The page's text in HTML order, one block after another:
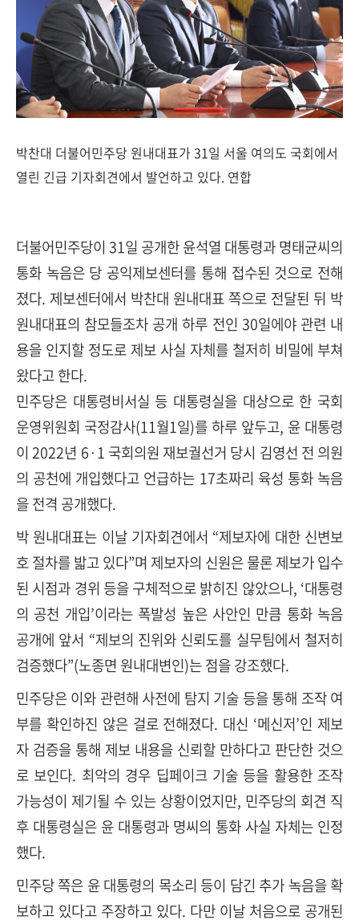
박찬대 더불어민주당 원내대표가 31일 서울 여의도 국회에서
열린 긴급 기자회견에서 발언하고 있다. 연합
더불어민주당이 31일 공개한 윤석열 대통령과 명태균씨의
통화 녹음은 당 공익제보센터를 통해 접수된 것으로 전해
졌다. 제보센터에서 박찬대 원내대표 쪽으로 전달된 뒤 박
원내대표의 참모들조차 공개 하루 전인 30일에야 관련 내
용을 인지할 정도로 제보 사실 자체를 철저히 비밀에 부쳐
왔다고 한다.
민주당은 대통령비서실 등 대통령실을 대상으로 한 국회
운영위원회 국정감사(11월1일)를 하루 앞두고, 윤 대통령
이 2022년 6·1 국회의원 재보궐선거 당시 김영선 전 의원
의 공천에 개입했다고 언급하는 17초짜리 육성 통화 녹음
을 전격 공개했다.
박 원내대표는 이날 기자회견에서 “제보자에 대한 신변보
호 절차를 밟고 있다”며 제보자의 신원은 물론 제보가 입수
된 시점과 경위 등을 구체적으로 밝히진 않았으나, ‘대통령
의 공천 개입’이라는 폭발성 높은 사안인 만큼 통화 녹음
공개에 앞서 “제보의 진위와 신뢰도를 실무팀에서 철저히
검증했다”(노종면 원내대변인)는 점을 강조했다.
민주당은 이와 관련해 사전에 탐지 기술 등을 통해 조작 여
부를 확인하진 않은 걸로 전해졌다. 대신 ‘메신저’인 제보
자 검증을 통해 제보 내용을 신뢰할 만하다고 판단한 것으
로 보인다. 최악의 경우 딥페이크 기술 등을 활용한 조작
가능성이 제기될 수 있는 상황이었지만, 민주당의 회견 직
후 대통령실은 윤 대통령과 명씨의 통화 사실 자체는 인정
했다.
민주당 쪽은 윤 대통령의 목소리 등이 담긴 추가 녹음을 확
보하고 있다고 주장하고 있다. 다만 이날 처음으로 공개된